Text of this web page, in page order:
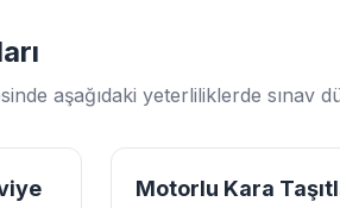
aşağıdaki yeterliliklerde sınav
Motorlu Kara